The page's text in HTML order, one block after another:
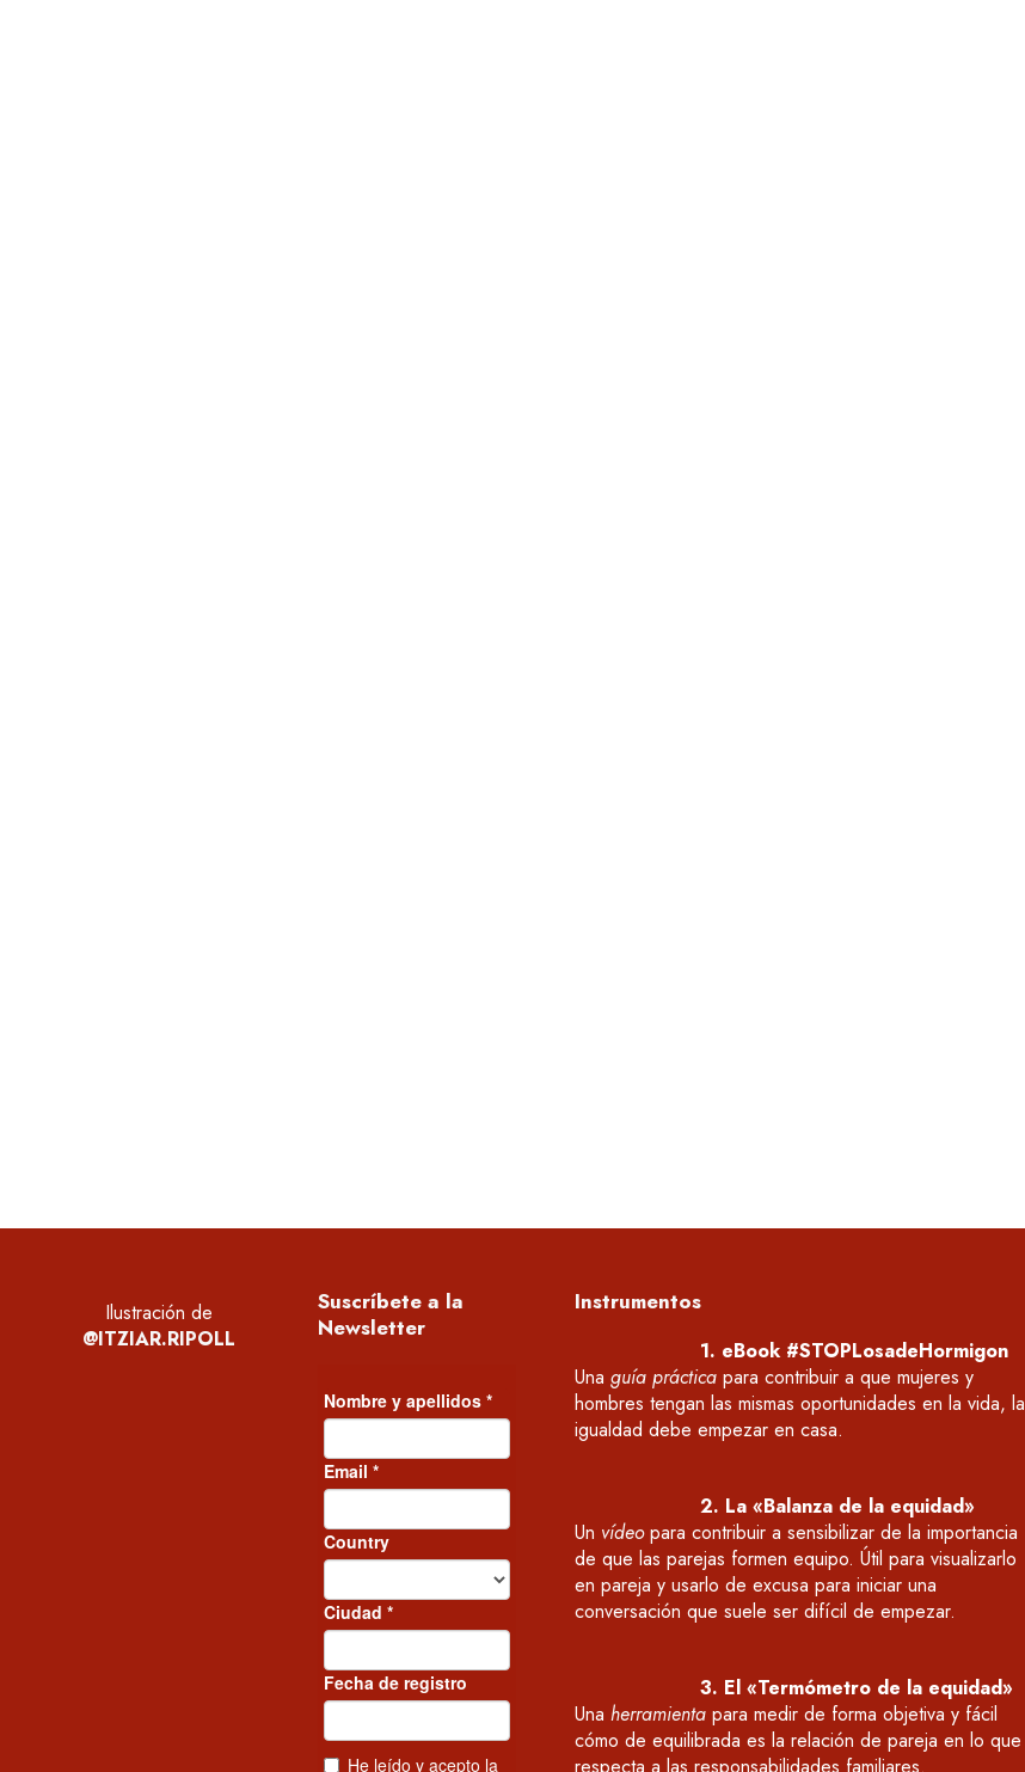
Ilustración de
@ITZIAR.RIPOLL
Suscríbete a la
Newsletter
Instrumentos
1. eBook #STOPLosadeHormigon
Unaguía práctica para contribuir a que mujeres y
hombres tengan las mismas oportunidades en la vida, la
igualdad debe empezar en casa.
2. La «Balanza de la equidad»
Un vídeopara contribuir asensibilizarde la importancia
de que las parejas formen equipo. Útil para visualizarlo
en pareja y usarlode excusa para iniciaruna
conversación quesuele ser difícil de empezar.
3. El «Termómetro de la equidad»
Unaherramienta para medir de forma objetiva y fácil
cómo de equilibrada es la relación de pareja en lo que